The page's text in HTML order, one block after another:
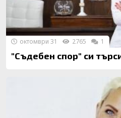
"Съдебен спор" си
октомври 31 2765 1